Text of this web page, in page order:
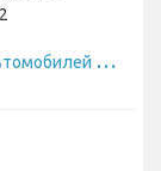
П
росмотреть прокат автомобилей Honda